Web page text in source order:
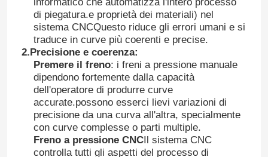
di piegatura.e proprietà dei materiali) nel
sistema CNCQuesto riduce gli errori umani e si
traduce in curve più coerenti e precise.
2. Precisione e coerenza:
Premere il freno: i freni a pressione manuale
dipendono fortemente dalla capacità
dell'operatore di produrre curve
accurate.possono esserci lievi variazioni di
precisione da una curva all'altra, specialmente
con curve complesse o parti multiple.
Freno a pressione CNCIl sistema CNC
controlla tutti gli aspetti del processo di